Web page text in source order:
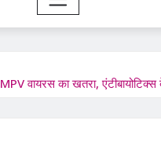
वायरस का खतरा,